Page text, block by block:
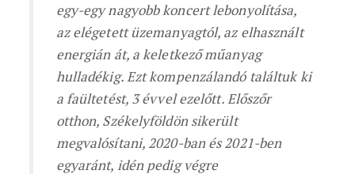
egy-egy nagyobb koncert lebonyolítása,
az elégetett üzemanyagtól, az elhasznált
energián át, a keletkező műanyag
hulladékig. Ezt kompenzálandó találtuk ki
a faültetést, 3 évvel ezelőtt. Előszőr
otthon, Székelyföldön sikerült
megvalósítani, 2020-ban és 2021-ben
egyaránt, idén pedig végre